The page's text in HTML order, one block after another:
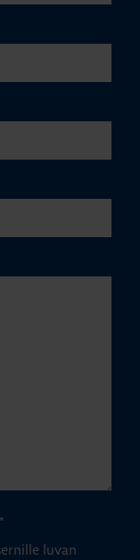
*
luvan